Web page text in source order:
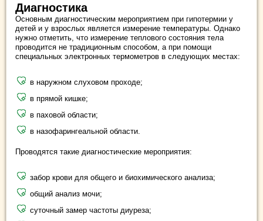
Диагностика
Основным диагностическим мероприятием при гипотермии у
детей и у взрослых является измерение температуры. Однако
нужно отметить, что измерение теплового состояния тела
проводится не традиционным способом, а при помощи
специальных электронных термометров в следующих местах:
в наружном слуховом проходе;
в прямой кишке;
в паховой области;
в назофарингеальной области.
Проводятся такие диагностические мероприятия:
забор крови для общего и биохимического анализа;
общий анализ мочи;
суточный замер частоты диуреза;